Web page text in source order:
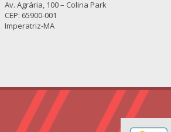
Av. Agrária, 100 – Colina Park
CEP: 65900-001
Imperatriz-MA